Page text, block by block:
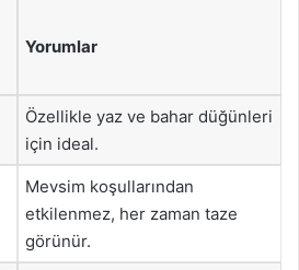
Yorumlar
Özellikle yaz ve bahar düğünleri
için ideal.
Mevsim koşullarından
etkilenmez, her zaman taze
görünür.